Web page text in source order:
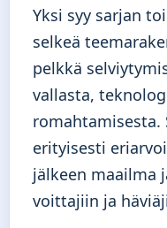
Yksi syy sarjan
selkeä
pelkkä
vallasta,
romahtamisesta.
erityisesti
jälkeen maailma
voittajiin ja